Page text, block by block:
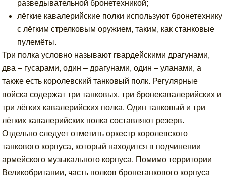
разведывательной бронетехникой;
лёгкие кавалерийские полки используют бронетехнику
с лёгким стрелковым оружием, таким, как станковые
пулемёты.
Три полка условно называют гвардейскими драгунами,
два – гусарами, один – драгунами, один – уланами, а
также есть королевский танковый полк. Регулярные
войска содержат три танковых, три бронекавалерийских и
три лёгких кавалерийских полка. Один танковый и три
лёгких кавалерийских полка составляют резерв.
Отдельно следует отметить оркестр королевского
танкового корпуса, который находится в подчинении
армейского музыкального корпуса. Помимо территории
Великобритании, часть полков бронетанкового корпуса